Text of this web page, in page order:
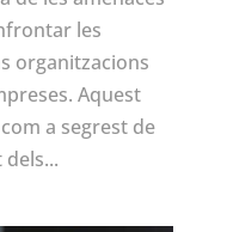
les
organitzacions
Aquest
a segrest de